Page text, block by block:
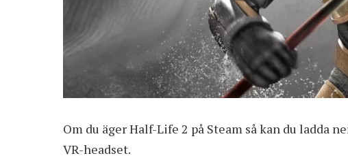
Om du äger Half-Life 2 på Steam så kan du ladda
VR-headset.